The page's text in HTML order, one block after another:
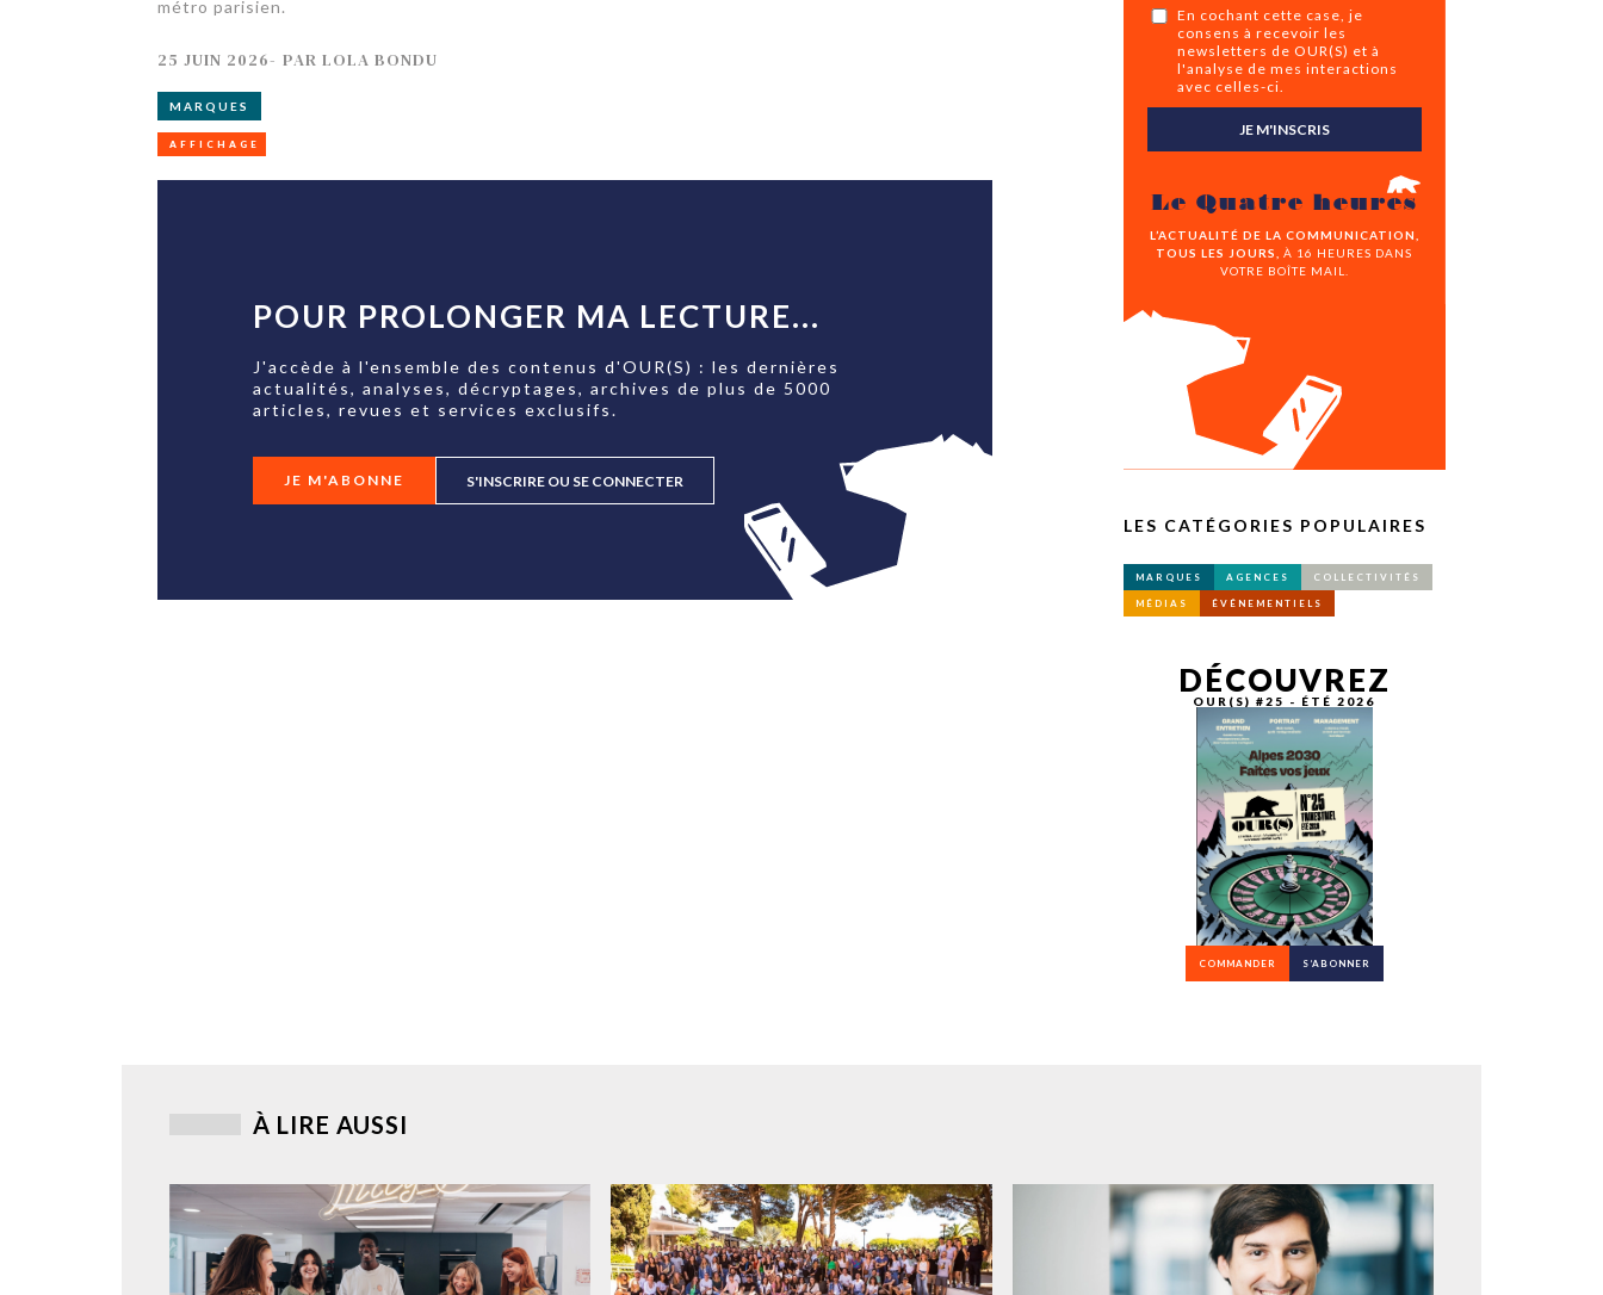
métro parisien.
25 JUIN 2026- PARLOLA BONDU
MARQUES
AFFICHAGE
POUR PROLONGER MA LECTURE...
J'accède à l'ensemble des contenus d'OUR(S) : les dernières
actualités, analyses, décryptages, archives de plus de 5000
articles, revues et services exclusifs.
JE M'ABONNE S'INSCRIRE OU SE CONNECTER
En cochant cette case, je
consens à recevoir les
newsletters de OUR(S) et à
l'analyse de mes interactions
avec celles-ci.
JE M'INSCRIS
Le Quatre heures
L’ACTUALITÉ DE LA COMMUNICATION,
TOUS LES JOURS,
À 16 HEURES DANS
VOTRE BOÎTE MAIL.
LES CATÉGORIES POPULAIRES
MARQUES AGENCES COLLECTIVITÉS
MÉDIAS ÉVÉNEMENTIELS
DÉCOUVREZ
OUR(S) #25 - ÉTÉ 2026
COMMANDER S’ABONNER
À LIRE AUSSI